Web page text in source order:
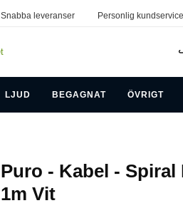
Snabba leveranser Personlig kundservice
LJUD BEGAGNAT ÖVRIGT
Puro - Kabel -
1m Vit